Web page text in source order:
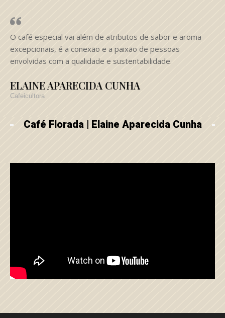
O café especial vai além de atributos de sabor e aroma
excepcionais, é a conexão e a paixão de pessoas
envolvidas com a qualidade e sustentabilidade.
ELAINE APARECIDA CUNHA
Cafeicultora
Café Florada | Elaine Aparecida Cunha